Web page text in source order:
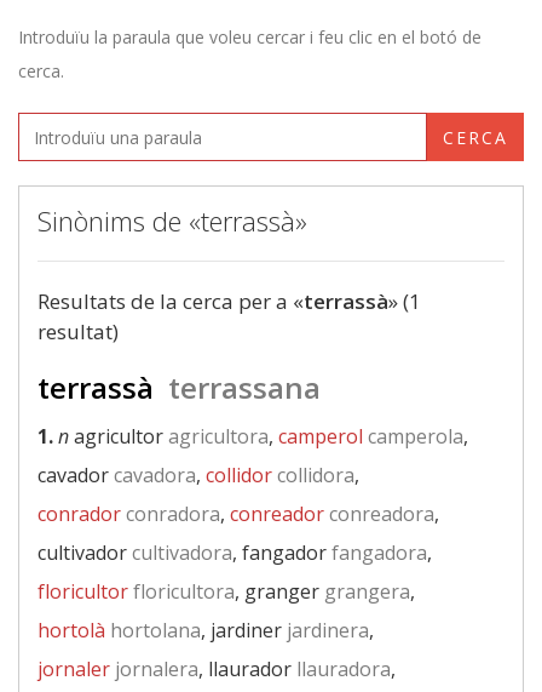
Introduïu la paraula que voleu cercar i feu clic en el botó de
cerca.
CERCA
Sinònims de «terrassà»
Resultats de la cerca per a «terrassà» (1
resultat)
terrassà terrassana
1.nagricultoragricultora, camperol camperola,
cavadorcavadora, collidorcollidora,
conradorconradora, conreadorconreadora,
cultivadorcultivadora, fangadorfangadora,
floricultorfloricultora, granger grangera,
hortolà hortolana, jardiner jardinera,
jornaler jornalera, llaurador llauradora,